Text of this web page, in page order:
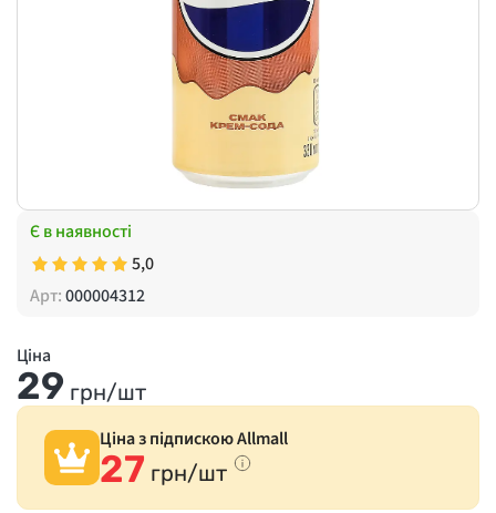
Є в наявності
5,0
Арт:000004312
Ціна
29 грн/шт
Ціна з підпискою Allmall
27 грн/шт